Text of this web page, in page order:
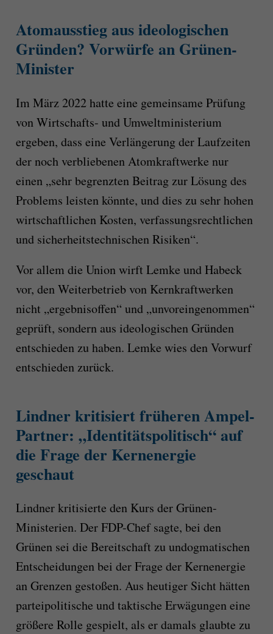
Atomausstieg aus ideologischen
Gründen? Vorwürfe an Grünen-
Minister
Im März 2022 hatte eine gemeinsame Prüfung
von Wirtschafts- und Umweltministerium
ergeben, dass eine Verlängerung der Laufzeiten
der noch verbliebenen Atomkraftwerke nur
einen „sehr begrenzten Beitrag zur Lösung des
Problems leisten könnte, und dies zu sehr hohen
wirtschaftlichen Kosten, verfassungsrechtlichen
und sicherheitstechnischen Risiken“.
Vor allem die Union wirft Lemke und Habeck
vor, den Weiterbetrieb von Kernkraftwerken
nicht „ergebnisoffen“ und „unvoreingenommen“
geprüft, sondern aus ideologischen Gründen
entschieden zu haben. Lemke wies den Vorwurf
entschieden zurück.
Lindner kritisiert früheren Ampel-
Partner: „Identitätspolitisch“ auf
die Frage der Kernenergie
geschaut
Lindner kritisierte den Kurs der Grünen-
Ministerien. Der FDP-Chef sagte, bei den
Grünen sei die Bereitschaft zu undogmatischen
Entscheidungen bei der Frage der Kernenergie
an Grenzen gestoßen. Aus heutiger Sicht hätten
parteipolitische und taktische Erwägungen eine
größere Rolle gespielt, als er damals glaubte zu